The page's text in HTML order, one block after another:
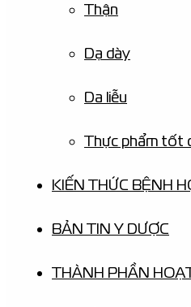
Thận
Dạ dày
Da liễu
Thực phẩm tốt
KIẾN THỨC BỆNH
BẢN TIN Y DƯỢC
THÀNH PHẦN